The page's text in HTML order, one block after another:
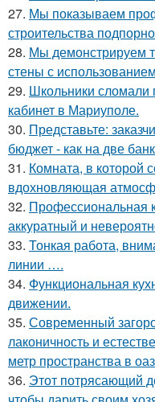
27. Мы показываем
строительства
28. Мы демонстрируем
стены с
29. Школьники сломали
кабинет в Мариуполе.
30. Представьте:
бюджет - как на две
31. Комната, в которой
вдохновляющая
32. Профессиональная
аккуратный и
33. Тонкая работа,
линии ….
34. Функциональная
движении.
35. Современный
лаконичность и
метр пространства в
36. Этот потрясающий